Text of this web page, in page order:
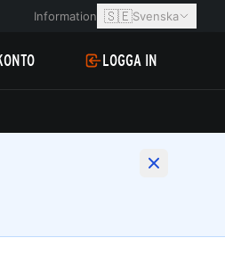
Information 🇸🇪Svenska
LOGGA IN